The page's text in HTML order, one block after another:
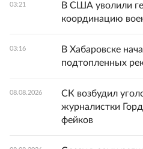
03:21
В США уволили
координацию
03:16
В Хабаровске
подтопленных
08.08.2026
СК возбудил
журналистки
фейков